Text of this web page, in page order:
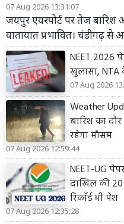
07 Aug 2026 13:31:07
जयपुर एयरपोर्ट पर तेज
यातायात प्रभावित। चंडीगढ़ से
NEET 2026
खुलासा, NTA
07 Aug 2026
Weather
बारिश का
रहेगा मौसम
07 Aug 2026 12:59:44
NEET-UG
दाखिल की 20
रिकॉर्ड भी पेश
07 Aug 2026 12:35:28